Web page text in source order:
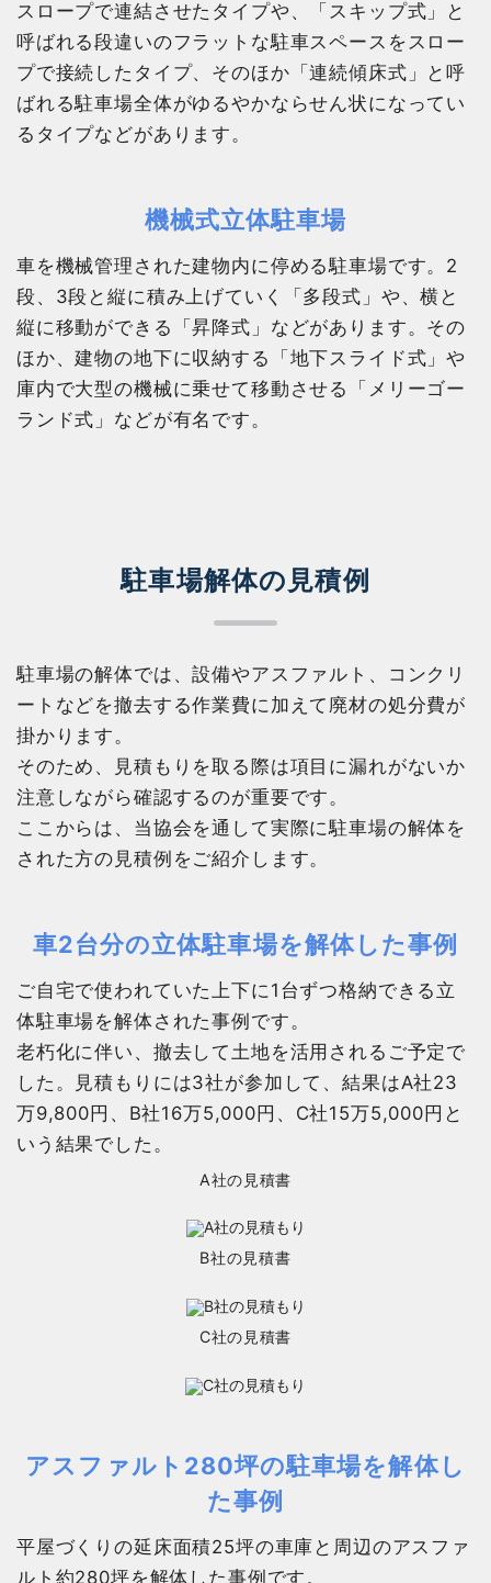
スロープで連結させたタイプや、「スキップ式」と
呼ばれる段違いのフラットな駐車スペースをスロー
プで接続したタイプ、そのほか「連続傾床式」と呼
ばれる駐車場全体がゆるやかならせん状になってい
るタイプなどがあります。
機械式立体駐車場
車を機械管理された建物内に停める駐車場です。2
段、3段と縦に積み上げていく「多段式」や、横と
縦に移動ができる「昇降式」などがあります。その
ほか、建物の地下に収納する「地下スライド式」や
庫内で大型の機械に乗せて移動させる「メリーゴー
ランド式」などが有名です。
駐車場解体の見積例
駐車場の解体では、設備やアスファルト、コンクリ
ートなどを撤去する作業費に加えて廃材の処分費が
掛かります。
そのため、見積もりを取る際は項目に漏れがないか
注意しながら確認するのが重要です。
ここからは、当協会を通して実際に駐車場の解体を
された方の見積例をご紹介します。
車2台分の立体駐車場を解体した事例
ご自宅で使われていた上下に1台ずつ格納できる立
体駐車場を解体された事例です。
老朽化に伴い、撤去して土地を活用されるご予定で
した。見積もりには3社が参加して、結果はA社23
万9,800円、B社16万5,000円、C社15万5,000円と
いう結果でした。
A社の見積書
B社の見積書
C社の見積書
アスファルト280坪の駐車場を解体し
た事例
平屋づくりの延床面積25坪の車庫と周辺のアスファ
ルト約280坪を解体した事例です。